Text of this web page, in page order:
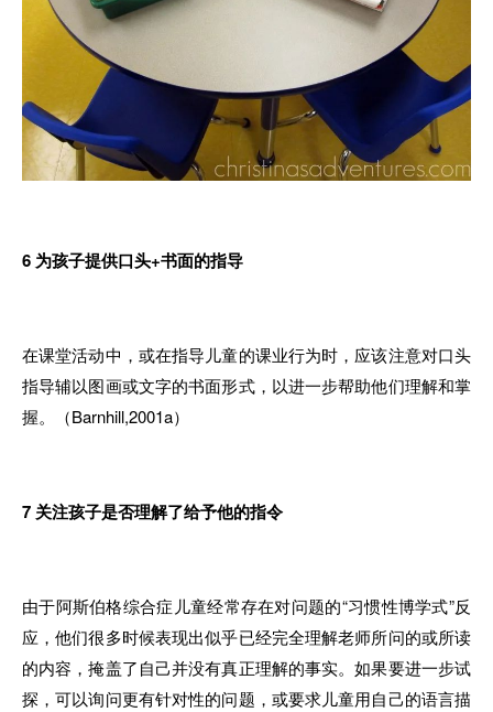
6 为孩子提供口头+书面的指导
在课堂活动中，或在指导儿童的课业行为时，应该注意对口头
指导辅以图画或文字的书面形式，以进一步帮助他们理解和掌
握。（Barnhill,2001a）
7 关注孩子是否理解了给予他的指令
由于阿斯伯格综合症儿童经常存在对问题的“习惯性博学式”反
应，他们很多时候表现出似乎已经完全理解老师所问的或所读
的内容，掩盖了自己并没有真正理解的事实。如果要进一步试
探，可以询问更有针对性的问题，或要求儿童用自己的语言描